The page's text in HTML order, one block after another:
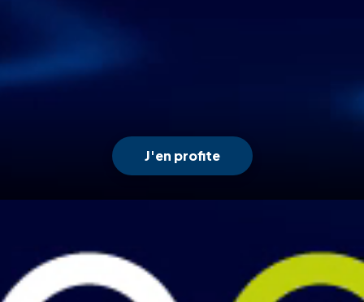
J'en profite